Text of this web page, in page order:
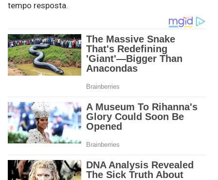
tempo resposta.